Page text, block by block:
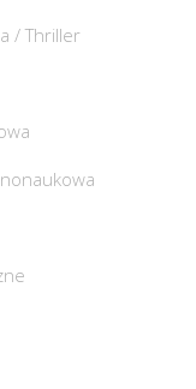
/ Thriller